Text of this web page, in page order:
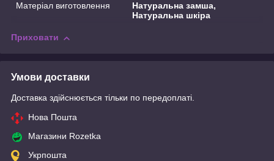
Матеріал виготовлення
Натуральна замша,
Натуральна шкіра
Приховати
Умови доставки
Доставка здійснюється тільки по передоплаті.
Нова Пошта
Магазини Rozetka
Укрпошта